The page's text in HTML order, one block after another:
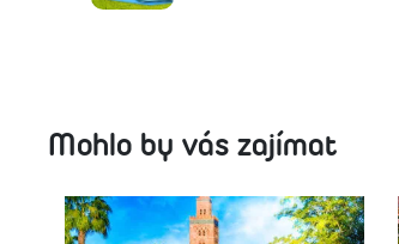
Mohlo by vás zajímat